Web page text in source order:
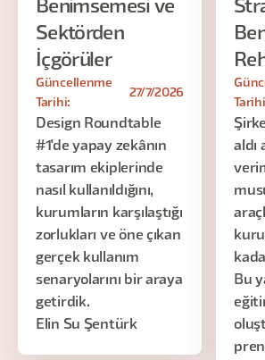
Benimsemesi ve
Sektörden
İçgörüler
Güncellenme
Tarihi:
27/7/2026
Design Roundtable
#1'de yapay zekânın
tasarım ekiplerinde
nasıl kullanıldığını,
kurumların karşılaştığı
zorlukları ve öne çıkan
gerçek kullanım
senaryolarını bir araya
getirdik.
Elin Su Şentürk
aldı
Bu